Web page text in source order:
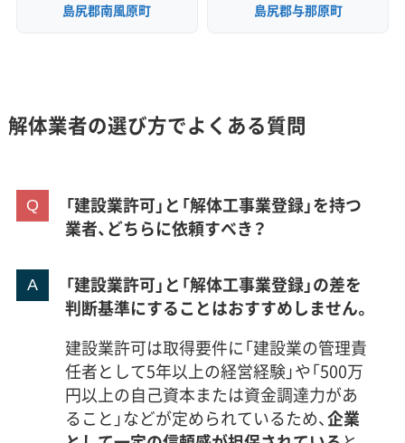
島尻郡南風原町 島尻郡与那原町
解体業者の選び方でよくある質問
「建設業許可」と「解体工事業登録」を持つ
業者、どちらに依頼すべき？
「建設業許可」と「解体工事業登録」の差を
判断基準にすることはおすすめしません。
建設業許可は取得要件に「建設業の管理責
任者として5年以上の経営経験」や「500万
円以上の自己資本または資金調達力があ
ること」などが定められているため、企業